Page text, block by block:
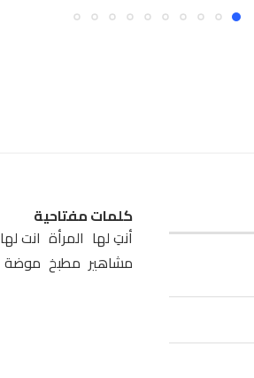
كلمات مفتاحية
أنتِ لها المرأة انت لها
مشاهير مطبخ موضة